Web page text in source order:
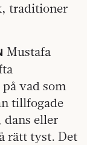
traditioner
Mustafa
vad som
tillfogade
eller
rätt tyst. Det